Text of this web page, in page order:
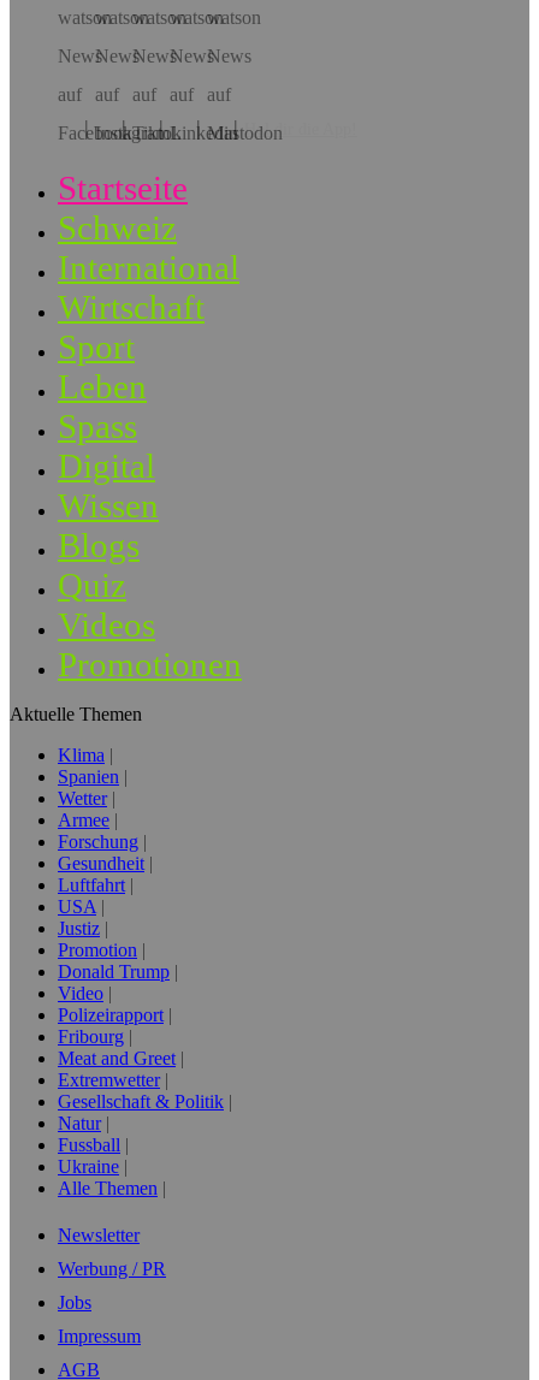
Hol dir die App!
Startseite
Schweiz
International
Wirtschaft
Sport
Leben
Spass
Digital
Wissen
Blogs
Quiz
Videos
Promotionen
Aktuelle Themen
Klima
Spanien
Wetter
Armee
Forschung
Gesundheit
Luftfahrt
USA
Justiz
Promotion
Donald Trump
Video
Polizeirapport
Fribourg
Meat and Greet
Extremwetter
Gesellschaft & Politik
Natur
Fussball
Ukraine
Alle Themen
Newsletter
Werbung / PR
Jobs
Impressum
AGB